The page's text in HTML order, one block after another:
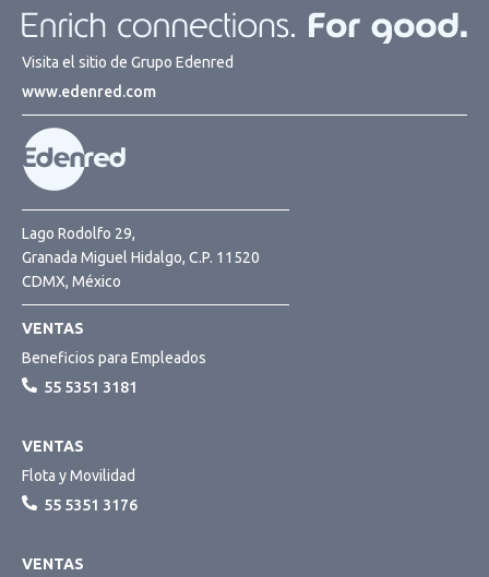
Visita el sitio de Grupo Edenred
www.edenred.com
Lago Rodolfo 29,
Granada Miguel Hidalgo, C.P. 11520
CDMX, México
VENTAS
Beneficios para Empleados
55 5351 3181
VENTAS
Flota y Movilidad
55 5351 3176
VENTAS